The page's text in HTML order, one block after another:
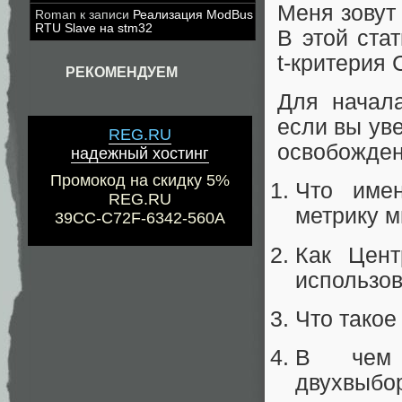
Roman к записи Реализация ModBus
RTU Slave на stm32
РЕКОМЕНДУЕМ
REG.RU
надежный хостинг
Промокод на скидку 5%
REG.RU
39CC-C72F-6342-560A
Меня
В этой
t‑критерия
Для
если вы
Что
метрику
Как
Что
В чем